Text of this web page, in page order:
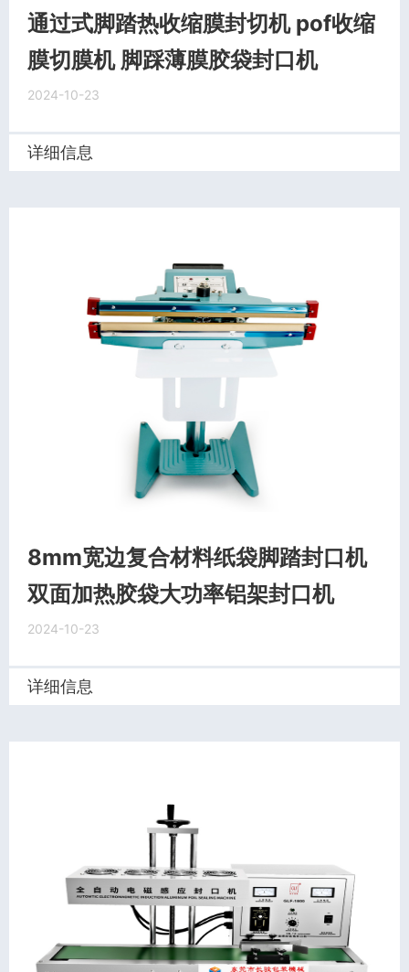
通过式脚踏热收缩膜封切机 pof收缩
膜切膜机 脚踩薄膜胶袋封口机
2024-10-23
详细信息
8mm宽边复合材料纸袋脚踏封口机
双面加热胶袋大功率铝架封口机
2024-10-23
详细信息